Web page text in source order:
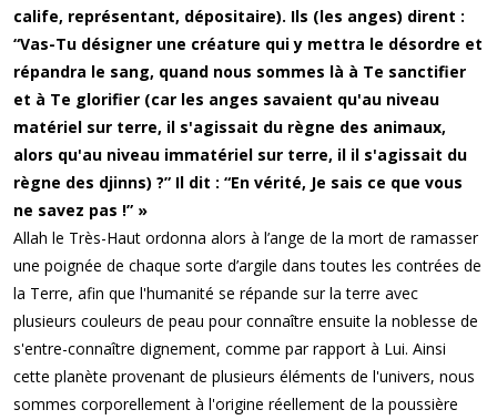
calife, représentant, dépositaire). Ils (les anges) dirent :
“Vas-Tu désigner une créature qui y mettra le désordre et
répandra le sang, quand nous sommes là à Te sanctifier
et à Te glorifier (car les anges savaient qu'au niveau
matériel sur terre, il s'agissait du règne des animaux,
alors qu'au niveau immatériel sur terre, il il s'agissait du
règne des djinns) ?” Il dit : “En vérité, Je sais ce que vous
ne savez pas !” »
Allah le Très-Haut ordonna alors à l’ange de la mort de ramasser
une poignée de chaque sorte d’argile dans toutes les contrées de
la Terre, afin que l'humanité se répande sur la terre avec
plusieurs couleurs de peau pour connaître ensuite la noblesse de
s'entre-connaître dignement, comme par rapport à Lui. Ainsi
cette planète provenant de plusieurs éléments de l'univers, nous
sommes corporellement à l'origine réellement de la poussière